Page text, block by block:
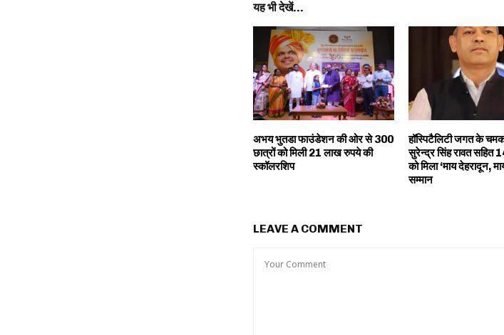
यह भी देखें...
अभय भुतडा फाउंडेशन की ओर से 300
छात्रों को मिली 21 लाख रुपये की
स्कॉलरशिप
हॉस्पिटैलिटी जगत के
सुरेन्द्र सिंह रावत सहित
को मिला ‘माय देहरादून,
सम्मान
LEAVE A COMMENT